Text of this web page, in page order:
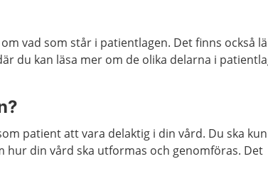
vad som står i patientlagen. Det finns också
du kan läsa mer om de olika delarna i
patient att vara delaktig i din vård. Du ska
hur din vård ska utformas och genomföras. Det